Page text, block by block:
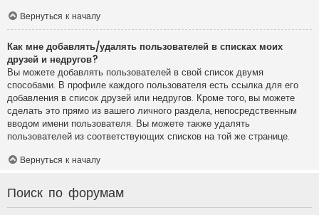
Вернуться к началу
Как мне добавлять/удалять пользователей в списках моих
друзей и недругов?
Вы можете добавлять пользователей в свой список двумя
способами. В профиле каждого пользователя есть ссылка для его
добавления в список друзей или недругов. Кроме того, вы можете
сделать это прямо из вашего личного раздела, непосредственным
вводом имени пользователя. Вы можете также удалять
пользователей из соответствующих списков на той же странице.
Вернуться к началу
Поиск по форумам